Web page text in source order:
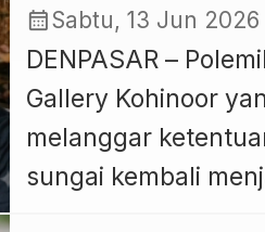
Gallery Kohinoor
Langgar
calendar_monthSabtu, 13 Jun 2026
DENPASAR –
Gallery Kohinoor
melanggar
sungai kembali